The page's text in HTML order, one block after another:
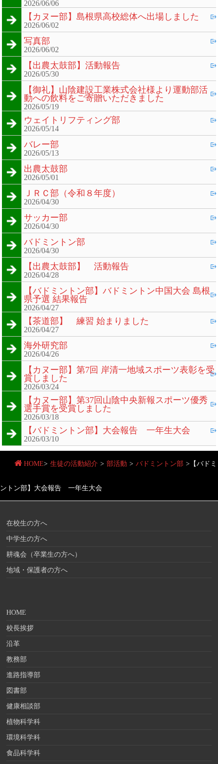
2026/06/06
【カヌー部】島根県高校総体へ出場しました
2026/06/02
写真部
2026/06/02
【出農太鼓部】活動報告
2026/05/30
【御礼】山陰建設工業株式会社様より運動部活
動への飲料をご寄贈いただきました
2026/05/19
ウェイトリフティング部
2026/05/14
バレー部
2026/05/13
出農太鼓部
2026/05/01
ＪＲＣ部（令和８年度）
2026/04/30
サッカー部
2026/04/30
バドミントン部
2026/04/30
【出農太鼓部】 活動報告
2026/04/28
【バドミントン部】バドミントン中国大会 島根
県予選 結果報告
2026/04/27
【茶道部】 練習 始まりました
2026/04/27
海外研究部
2026/04/26
【カヌー部】第7回 岸清一地域スポーツ表彰を受
賞しました
2026/03/24
【カヌー部】第37回山陰中央新報スポーツ優秀
選手賞を受賞しました
2026/03/18
【バドミントン部】大会報告 一年生大会
2026/03/10
HOME> 生徒の活動紹介 > 部活動 > バドミントン部 > 【バドミ
ントン部】大会報告 一年生大会
在校生の方へ
中学生の方へ
耕魂会（卒業生の方へ）
地域・保護者の方へ
HOME
校長挨拶
沿革
教務部
進路指導部
図書部
健康相談部
植物科学科
環境科学科
食品科学科